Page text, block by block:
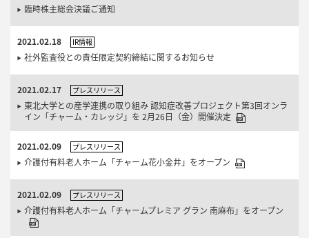
臨時株主総会決議ご通知
2021.02.18 IR情報
社外監査役との責任限定契約締結に関するお知らせ
2021.02.17 プレスリリース
東北大学との産学連携の取り組み 認知症改善プロジェクト第3回オンラ
イン「チャーム・カレッジ」を 2月26日（金）開催決定
2021.02.09 プレスリリース
介護付有料老人ホーム「チャーム花小金井」をオープン
2021.02.09 プレスリリース
介護付有料老人ホーム「チャームプレミア グラン 南麻布」をオープン